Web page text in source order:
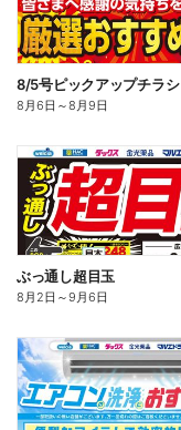
8/5号ピックアップチラシ
8月6日 ～8月9日
ぶっ通し超目玉
8月2日 ～9月6日